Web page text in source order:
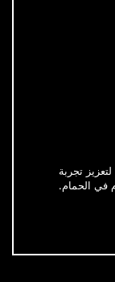
تجربة
في الحمام.